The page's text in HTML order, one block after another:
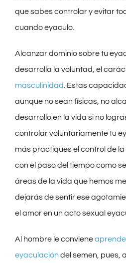
que sabes controlar y evitar
cuando eyaculo.
Alcanzar dominio sobre tu
desarrolla la voluntad, el
masculinidad . Estas
aunque no sean físicas, no
desarrollo en la vida si no
controlar voluntariamente tu
más practiques el control de
con el paso del tiempo como
áreas de la vida que hemos
dejarás de sentir ese
el amor en un acto sexual
Al hombre le conviene
eyaculación del semen, pues,